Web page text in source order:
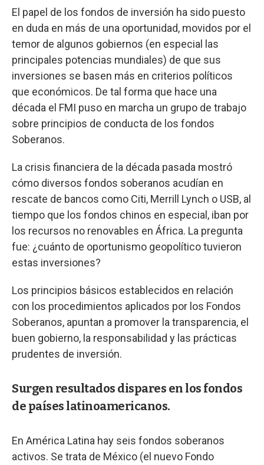
El papel de los fondos de inversión ha sido puesto
en duda en más de una oportunidad, movidos por el
temor de algunos gobiernos (en especial las
principales potencias mundiales) de que sus
inversiones se basen más en criterios políticos
que económicos. De tal forma que hace una
década el FMI puso en marcha un grupo de trabajo
sobre principios de conducta de los fondos
Soberanos.
La crisis financiera de la década pasada mostró
cómo diversos fondos soberanos acudían en
rescate de bancos como Citi, Merrill Lynch o USB, al
tiempo que los fondos chinos en especial, iban por
los recursos no renovables en África. La pregunta
fue: ¿cuánto de oportunismo geopolítico tuvieron
estas inversiones?
Los principios básicos establecidos en relación
con los procedimientos aplicados por los Fondos
Soberanos, apuntan a promover la transparencia, el
buen gobierno, la responsabilidad y las prácticas
prudentes de inversión.
Surgen resultados dispares en los fondos
de países latinoamericanos.
En América Latina hay seis fondos soberanos
activos. Se trata de México (el nuevo Fondo